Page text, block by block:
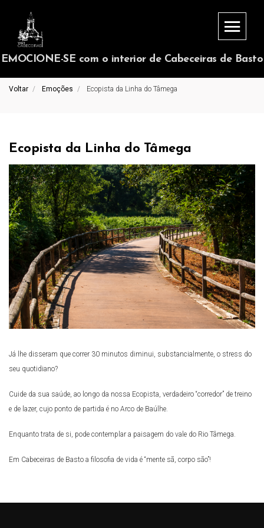
EMOCIONE-SE com o interior de Cabeceiras de Basto
Voltar Emoções Ecopista da Linha do Tâmega
Ecopista da Linha do Tâmega
Já lhe disseram que correr 30 minutos diminui, substancialmente, o stress do
seu quotidiano?
Cuide da sua saúde, ao longo da nossa Ecopista, verdadeiro “corredor” de treino
e de lazer, cujo ponto de partida é no Arco de Baúlhe.
Enquanto trata de si, pode contemplar a paisagem do vale do Rio Tâmega.
Em Cabeceiras de Basto a filosofia de vida é “mente sã, corpo são”!